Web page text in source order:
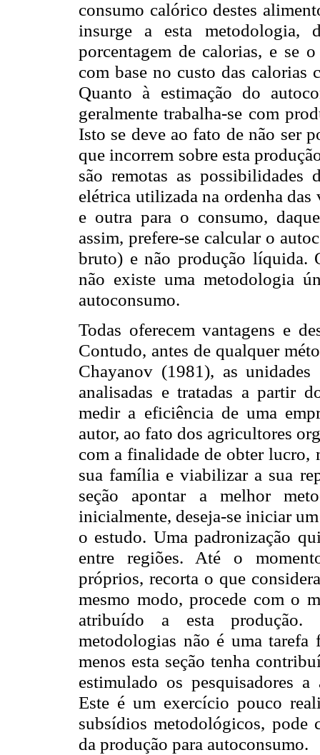
consumo calórico destes
insurge a esta metodologia,
porcentagem de calorias, e se
com base no custo das calorias
Quanto à estimação do
geralmente trabalha-se com
Isto se deve ao fato de não ser
que incorrem sobre esta
são remotas as possibilidades
elétrica utilizada na ordenha
e outra para o consumo,
assim, prefere-se calcular o
bruto) e não produção líquida.
não existe uma metodologia
autoconsumo.
Todas oferecem vantagens e
Contudo, antes de qualquer
Chayanov (1981), as unidades
analisadas e tratadas a partir
medir a eficiência de uma
autor, ao fato dos agricultores
com a finalidade de obter lucro,
sua família e viabilizar a sua
seção apontar a melhor
inicialmente, deseja-se iniciar
o estudo. Uma padronização
entre regiões. Até o
próprios, recorta o que
mesmo modo, procede com o
atribuído a esta produção.
metodologias não é uma tarefa
menos esta seção tenha
estimulado os pesquisadores
Este é um exercício pouco
subsídios metodológicos,
da produção para autoconsumo.